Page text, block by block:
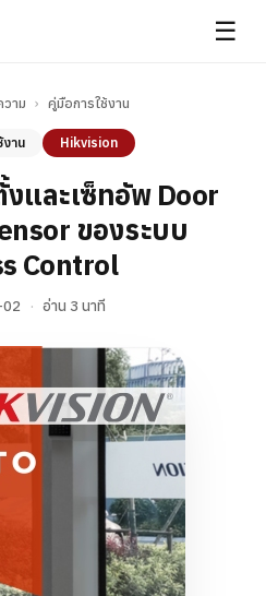
☰
าม › คู่มือการใช้งาน
าน Hikvision
และเซ็ทอัพ Door
ของระบบ
Control
· อ่าน 3 นาที